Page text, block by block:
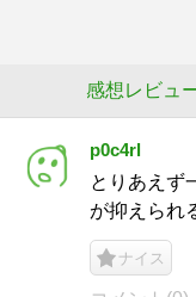
感想レビュ
p0c4rl
とりあえず
が抑えられ
ナイス